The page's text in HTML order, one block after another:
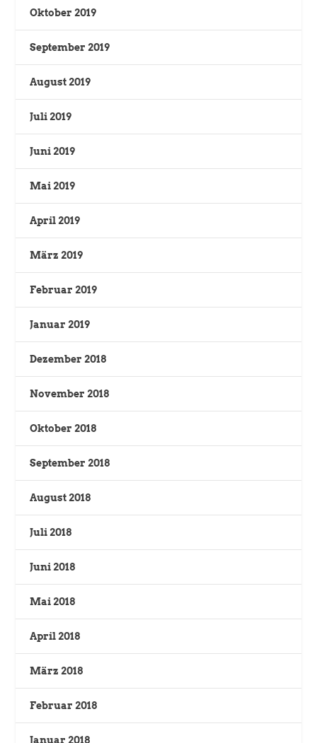
Oktober 2019
September 2019
August 2019
Juli 2019
Juni 2019
Mai 2019
April 2019
März 2019
Februar 2019
Januar 2019
Dezember 2018
November 2018
Oktober 2018
September 2018
August 2018
Juli 2018
Juni 2018
Mai 2018
April 2018
März 2018
Februar 2018
Januar 2018